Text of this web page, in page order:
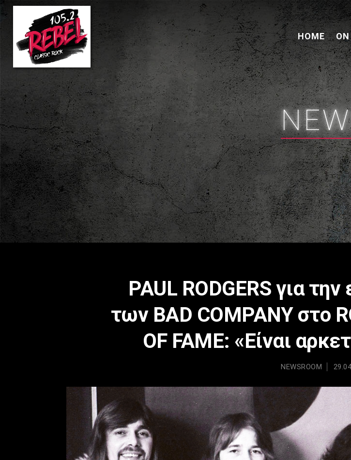
HOME
PAUL RODGERS για
των BAD COMPANY στο
OF FAME: «Είναι
NEWSROOM